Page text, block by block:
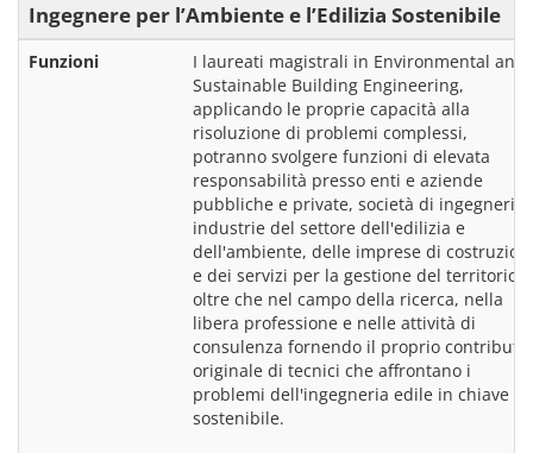
Ingegnere per l’Ambiente e l’Edilizia Sostenibile
Funzioni
I laureati magistrali in Environmental and
Sustainable Building Engineering,
applicando le proprie capacità alla
risoluzione di problemi complessi,
potranno svolgere funzioni di elevata
responsabilità presso enti e aziende
pubbliche e private, società di ingegneria,
industrie del settore dell'edilizia e
dell'ambiente, delle imprese di
e dei servizi per la gestione del territorio,
oltre che nel campo della ricerca, nella
libera professione e nelle attività di
consulenza fornendo il proprio contributo
originale di tecnici che affrontano i
problemi dell'ingegneria edile in chiave
sostenibile.